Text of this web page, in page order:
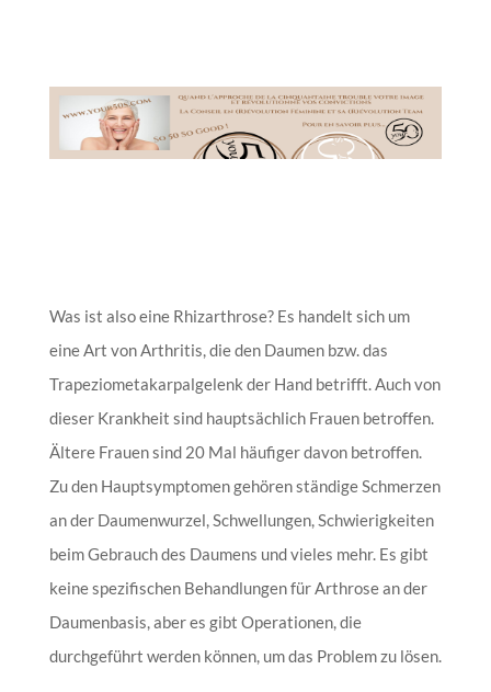
Was ist also eine Rhizarthrose? Es handelt sich um
eine Art von Arthritis, die den Daumen bzw. das
Trapeziometakarpalgelenk der Hand betrifft. Auch von
dieser Krankheit sind hauptsächlich Frauen betroffen.
Ältere Frauen sind 20 Mal häufiger davon betroffen.
Zu den Hauptsymptomen gehören ständige Schmerzen
an der Daumenwurzel, Schwellungen, Schwierigkeiten
beim Gebrauch des Daumens und vieles mehr. Es gibt
keine spezifischen Behandlungen für Arthrose an der
Daumenbasis, aber es gibt Operationen, die
durchgeführt werden können, um das Problem zu lösen.